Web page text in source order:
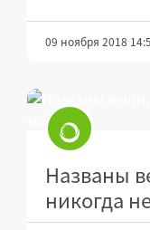
09 ноября 2018
Названы
никогда